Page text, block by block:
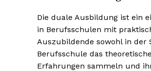
Die duale Ausbildung ist ein
in Berufsschulen mit
Auszubildende sowohl in der
Berufsschule das
Erfahrungen sammeln und